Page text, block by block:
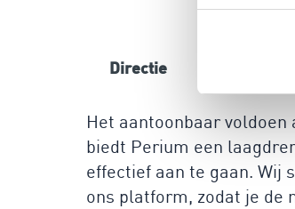
Directie
Het aantoonbaar voldoen
biedt Perium een
effectief aan te gaan. Wij
ons platform, zodat je de